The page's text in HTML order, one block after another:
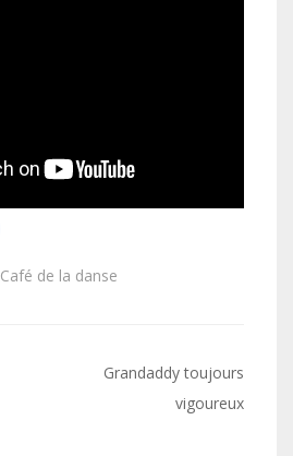
Café de la danse
Grandaddy toujours
vigoureux